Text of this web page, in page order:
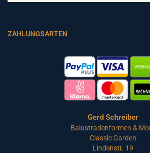
ZAHLUNGSARTEN
Gerd Schreiber
Balustradenformen &
Classic Garden
Lindenstr. 19